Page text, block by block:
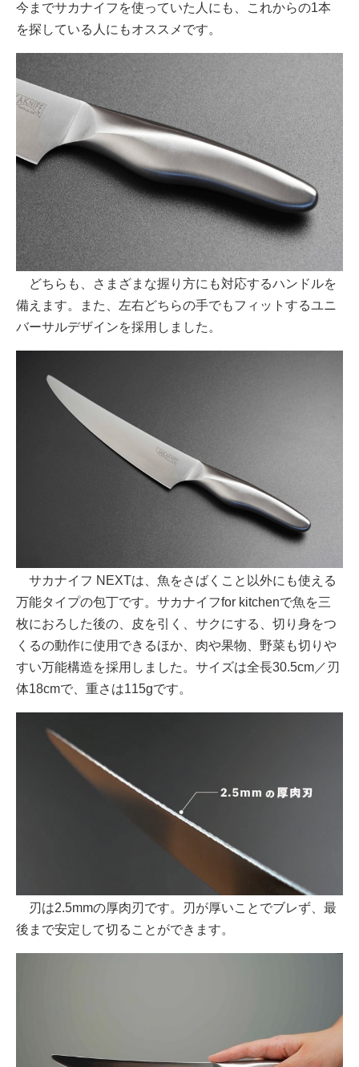
今までサカナイフを使っていた人にも、これからの1本
を探している人にもオススメです。
どちらも、さまざまな握り方にも対応するハンドルを
備えます。また、左右どちらの手でもフィットするユニ
バーサルデザインを採用しました。
サカナイフ NEXTは、魚をさばくこと以外にも使える
万能タイプの包丁です。サカナイフfor kitchenで魚を三
枚におろした後の、皮を引く、サクにする、切り身をつ
くるの動作に使用できるほか、肉や果物、野菜も切りや
すい万能構造を採用しました。サイズは全長30.5cm／刃
体18cmで、重さは115gです。
刃は2.5mmの厚肉刃です。刃が厚いことでブレず、最
後まで安定して切ることができます。